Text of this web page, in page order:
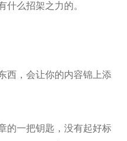
什么招架之力的。
，会让你的内容锦上添
一把钥匙，没有起好标